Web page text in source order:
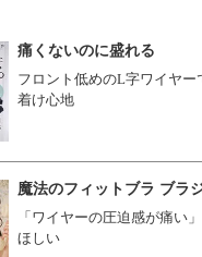
痛くないのに盛れる
フロント低めのL字ワイヤ
着け心地
魔法のフィットブラ ブラ
「ワイヤーの圧迫感が痛い
ほしい